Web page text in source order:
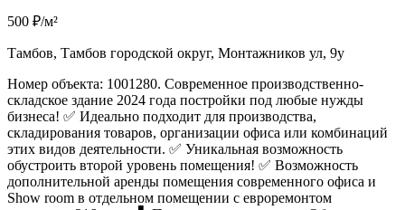
500 ₽/м²
Тамбов, Тамбов городской округ, Монтажников ул, 9у
Номер объекта: 1001280. Современное производственно-
складское здание 2024 года постройки под любые нужды
бизнеса! ✅ Идеально подходит для производства,
складирования товаров, организации офиса или комбинаций
этих видов деятельности. ✅ Уникальная возможность
обустроить второй уровень помещения! ✅ Возможность
дополнительной аренды помещения современного офиса и
Show room в отдельном помещении с евроремонтом